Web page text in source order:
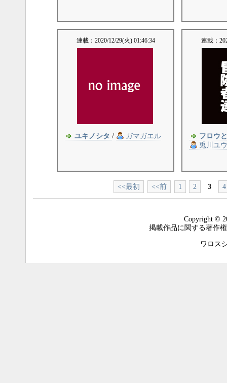
連載： 2020/12/29(火) 01:46:34
ユキノシタ / ガマガエル
連載：
フロウ
兎川ユウ
<<最初 <<前 1 2 3 4
Copyright ©
掲載作品に関する著作
ワロス